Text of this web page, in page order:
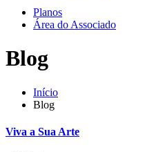
Planos
Área do Associado
Blog
Início
Blog
Viva a Sua Arte